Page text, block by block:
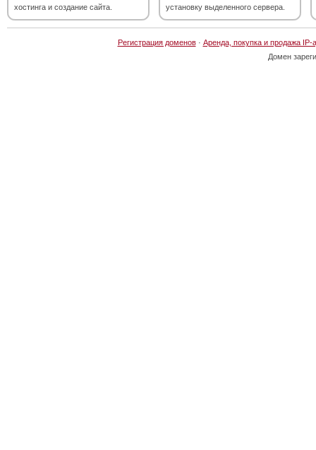
хостинга и создание сайта.
установку выделенного сервера.
Регистрация доменов· Аренда, покупка и продажа IP-
Домен